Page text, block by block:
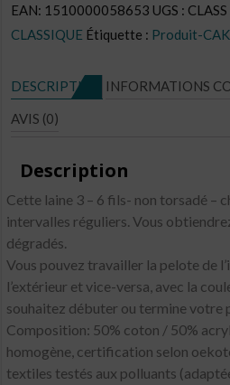
EAN: 1510000058653 UGS :
CLASSIQUE Étiquette : Produit-
DESCRIPTION
INFORMATIONS
AVIS (0)
Description
Cette laine 3 – 6 fils- non torsadé –
intervalles réguliers. Vous
dégradés.
Vous pouvez travailler la pelote de
l’extérieur et vice-versa, avec la
souhaitez débuter ou termine votre
Composition: 50% coton / 50%
homogène, certification selon
textiles testés aux polluants